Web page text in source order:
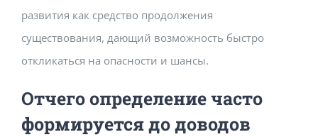
развития как средство продолжения
существования, дающий возможность быстро
откликаться на опасности и шансы.
Отчего определение часто
формируется до доводов